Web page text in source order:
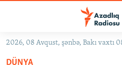
Əsas
2026, 08 Avqust, şənbə, Bakı vaxtı
DÜNYA